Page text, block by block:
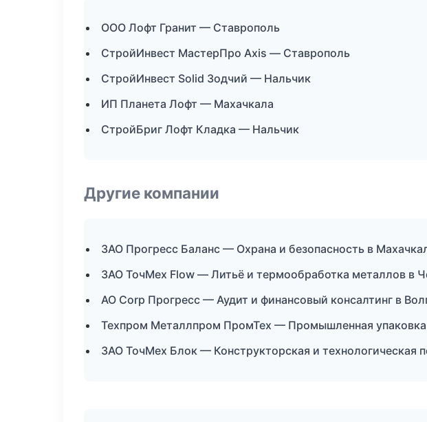
ООО Лофт Гранит — Ставрополь
СтройИнвест МастерПро Axis — Ставрополь
СтройИнвест Solid Зодчий — Нальчик
ИП Планета Лофт — Махачкала
СтройБриг Лофт Кладка — Нальчик
Другие компании
ЗАО Прогресс Баланс — Охрана и безопасность в
ЗАО ТочМех Flow — Литьё и термообработка металлов в
АО Corp Прогресс — Аудит и финансовый консалтинг в
Техпром Металлпром ПромТех — Промышленная упаковка
ЗАО ТочМех Блок — Конструкторская и технологическая